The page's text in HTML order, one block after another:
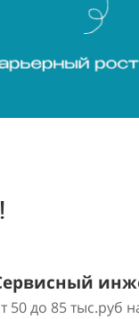
50 до 85 тыс.руб